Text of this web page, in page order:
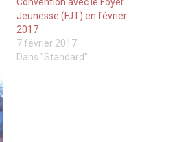
Jeunesse (FJT) en février
2017
7 février 2017
Dans "Standard"